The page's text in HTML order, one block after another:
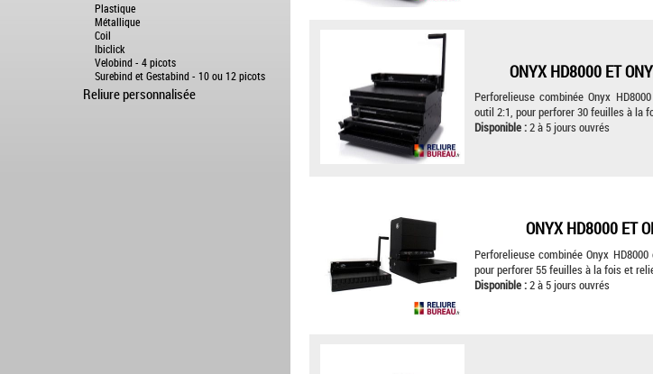
Plastique
Métallique
Coil
Ibiclick
Velobind - 4 picots
Surebind et Gestabind - 10 ou 12 picots
Reliure personnalisée
ONYX HD8000 ET
Perforelieuse combinée Onyx
outil 2:1, pour perforer 30 feuilles à la
Disponible :2 à 5 jours ouvrés
ONYX HD8000 ET
Perforelieuse combinée Onyx
pour perforer 55 feuilles à la fois et
Disponible :2 à 5 jours ouvrés